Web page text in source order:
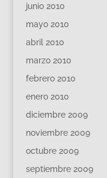
junio 2010
mayo 2010
abril 2010
marzo 2010
febrero 2010
enero 2010
diciembre 2009
noviembre 2009
octubre 2009
septiembre 2009